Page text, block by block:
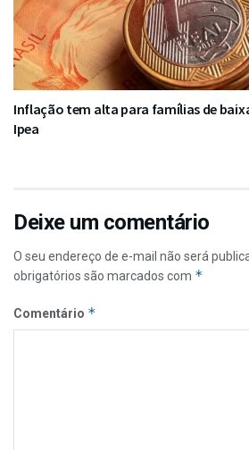
Inflação tem alta para famílias de
Ipea
Deixe um comentário
O seu endereço de e-mail não será
obrigatórios são marcados com *
Comentário *